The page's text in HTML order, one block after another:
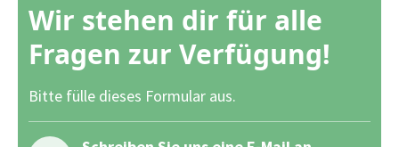
Wir stehen dir für alle
Fragen zur Verfügung!
Bitte fülle dieses Formular aus.